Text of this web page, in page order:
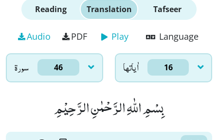
Reading Translation Tafseer
Audio PDF Play Language
سورۃ 46 اٰياتها 16
بِسْمِ اللّٰهِ الرَّحْمٰنِ الرَّحِیْمِ